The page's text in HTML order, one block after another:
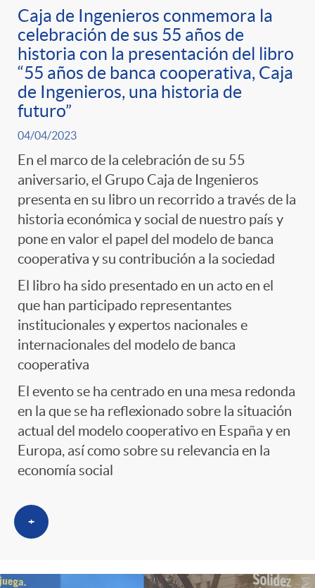
Caja de Ingenieros conmemora la
celebración de sus 55 años de
historia con la presentación del libro
“55 años de banca cooperativa, Caja
de Ingenieros, una historia de
futuro”
04/04/2023
En el marco de la celebración de su 55
aniversario, el Grupo Caja de Ingenieros
presenta en su libro un recorrido a través de la
historia económica y social de nuestro país y
pone en valor el papel del modelo de banca
cooperativa y su contribución a la sociedad
El libro ha sido presentado en un acto en el
que han participado representantes
institucionales y expertos nacionales e
internacionales del modelo de banca
cooperativa
El evento se ha centrado en una mesa redonda
en la que se ha reflexionado sobre la situación
actual del modelo cooperativo en España y en
Europa, así como sobre su relevancia en la
economía social
+